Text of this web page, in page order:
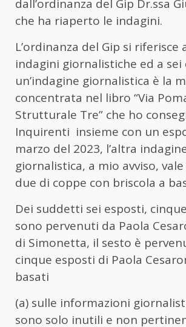
dall’ordinanza del Gip Dr.ssa
che ha riaperto le indagini.
L’ordinanza del Gip si riferisce
indagini giornalistiche ed a sei
un’indagine giornalistica è la
concentrata nel libro “Via
Strutturale Tre” che ho
Inquirenti insieme con un
marzo del 2023, l’altra
giornalistica, a mio avviso,
due di coppe con briscola a
Dei suddetti sei esposti,
sono pervenuti da Paola
di Simonetta, il sesto è
cinque esposti di Paola
basati
(a) sulle informazioni
sono solo inutili e non